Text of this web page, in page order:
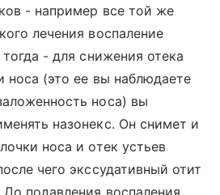
- например все той же
лечения воспаление
- для снижения отека
носа (это ее вы наблюдаете
носа) вы
назонекс. Он снимет и
носа и отек устьев
чего экссудативный отит
подавления воспаления